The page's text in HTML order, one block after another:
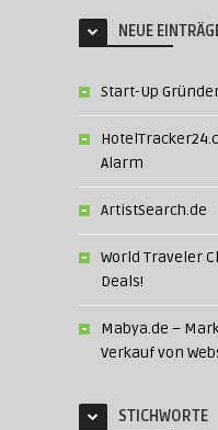
NEUE
Start-Up
Alarm
ArtistSearch.de
World Traveler
Deals!
Mabya.de –
Verkauf von
STICHWORTE